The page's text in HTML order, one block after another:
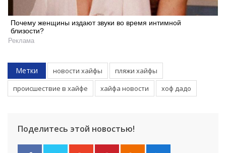
Почему женщины издают звуки во время интимной
близости?
Реклама
Метки новости хайфы
пляжи хайфы
происшествие в хайфе
хайфа новости хоф дадо
Поделитесь этой новостью!